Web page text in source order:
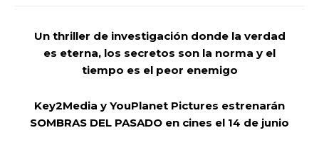
Un thriller de investigación donde la verdad
es eterna, los secretos son la norma y el
tiempo es el peor enemigo
Key2Media y YouPlanet Pictures estrenarán
SOMBRAS DEL PASADO en cines el 14 de junio